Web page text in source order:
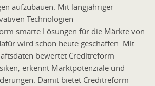
aufzubauen. Mit langjähriger
Technologien
smarte Lösungen für die Märkte von
wird schon heute geschaffen: Mit
bewertet Creditreform
erkennt Marktpotenziale und
Damit bietet Creditreform